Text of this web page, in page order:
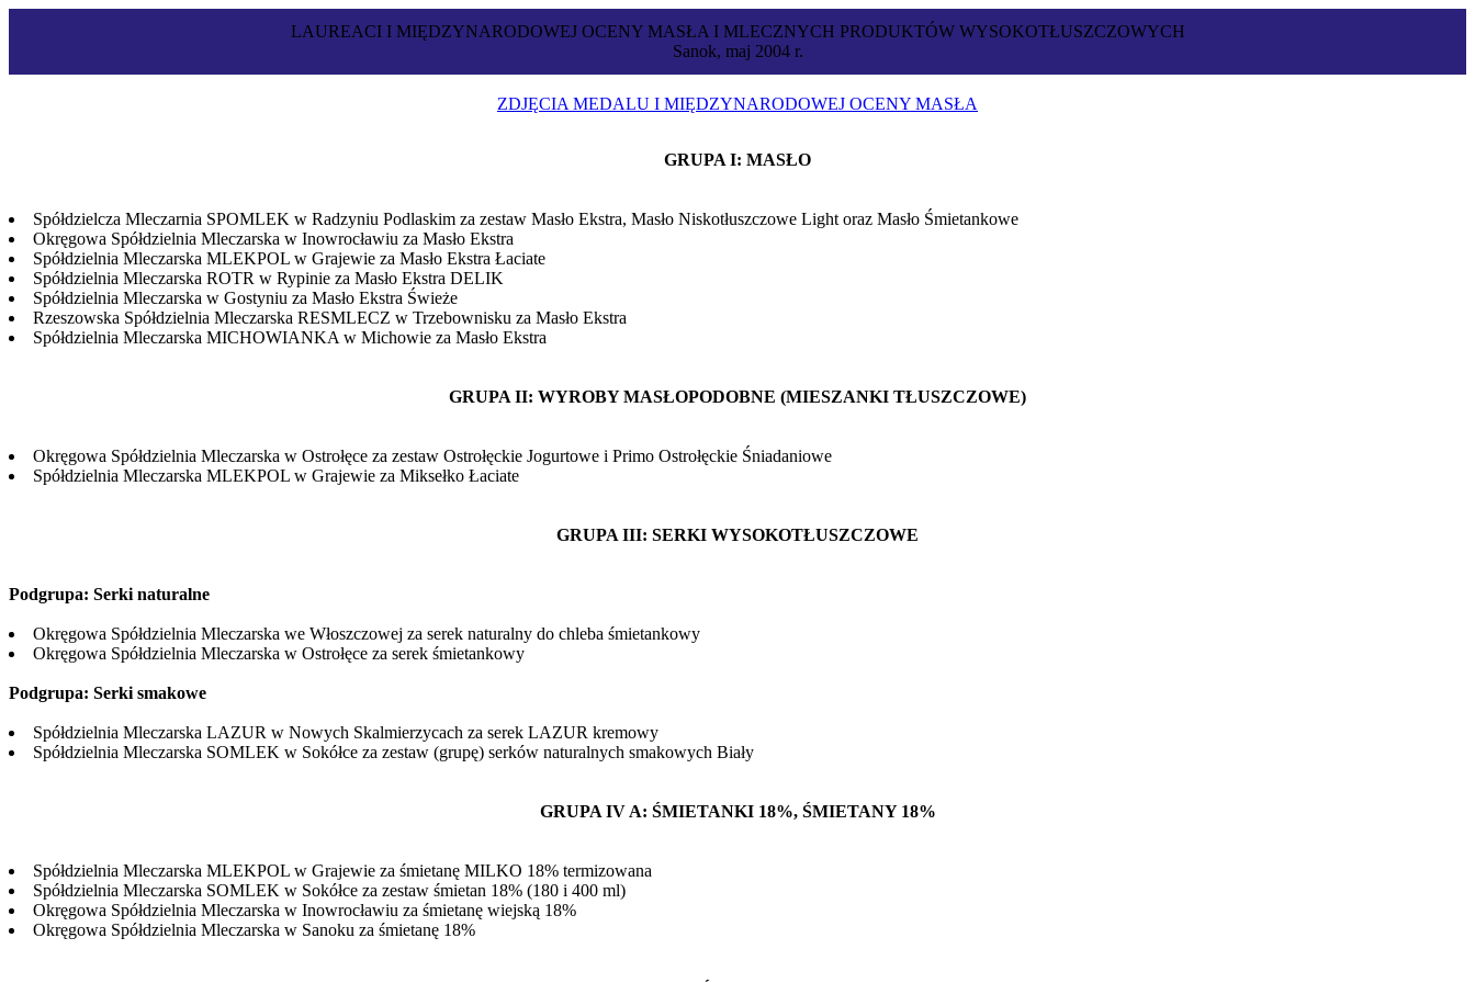
LAUREACI I MIĘDZYNARODOWEJ OCENY MASŁA I MLECZNYCH PRODUKTÓW WYSOKOTŁUSZCZOWYCH
Sanok, maj 2004 r.
ZDJĘCIA MEDALU I MIĘDZYNARODOWEJ OCENY MASŁA
GRUPA I: MASŁO
Spółdzielcza Mleczarnia SPOMLEK w Radzyniu Podlaskim za zestaw Masło Ekstra, Masło Niskotłuszczowe Light oraz Masło Śmietankowe
Okręgowa Spółdzielnia Mleczarska w Inowrocławiu za Masło Ekstra
Spółdzielnia Mleczarska MLEKPOL w Grajewie za Masło Ekstra Łaciate
Spółdzielnia Mleczarska ROTR w Rypinie za Masło Ekstra DELIK
Spółdzielnia Mleczarska w Gostyniu za Masło Ekstra Świeże
Rzeszowska Spółdzielnia Mleczarska RESMLECZ w Trzebownisku za Masło Ekstra
Spółdzielnia Mleczarska MICHOWIANKA w Michowie za Masło Ekstra
GRUPA II: WYROBY MASŁOPODOBNE (MIESZANKI TŁUSZCZOWE)
Okręgowa Spółdzielnia Mleczarska w Ostrołęce za zestaw Ostrołęckie Jogurtowe i Primo Ostrołęckie Śniadaniowe
Spółdzielnia Mleczarska MLEKPOL w Grajewie za Miksełko Łaciate
GRUPA III: SERKI WYSOKOTŁUSZCZOWE
Podgrupa: Serki naturalne
Okręgowa Spółdzielnia Mleczarska we Włoszczowej za serek naturalny do chleba śmietankowy
Okręgowa Spółdzielnia Mleczarska w Ostrołęce za serek śmietankowy
Podgrupa: Serki smakowe
Spółdzielnia Mleczarska LAZUR w Nowych Skalmierzycach za serek LAZUR kremowy
Spółdzielnia Mleczarska SOMLEK w Sokółce za zestaw (grupę) serków naturalnych smakowych Biały
GRUPA IV A: ŚMIETANKI 18%, ŚMIETANY 18%
Spółdzielnia Mleczarska MLEKPOL w Grajewie za śmietanę MILKO 18% termizowana
Spółdzielnia Mleczarska SOMLEK w Sokółce za zestaw śmietan 18% (180 i 400 ml)
Okręgowa Spółdzielnia Mleczarska w Inowrocławiu za śmietanę wiejską 18%
Okręgowa Spółdzielnia Mleczarska w Sanoku za śmietanę 18%